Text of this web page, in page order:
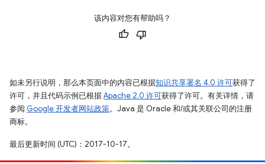
该内容对您有帮助吗？
如未另行说明，那么本页面中的内容已根据知识共享署名 4.0 许可获得了
许可，并且代码示例已根据Apache 2.0 许可获得了许可。有关详情，请
参阅 Google 开发者网站政策。Java 是 Oracle 和/或其关联公司的注册
商标。
最后更新时间 (UTC)：2017-10-17。